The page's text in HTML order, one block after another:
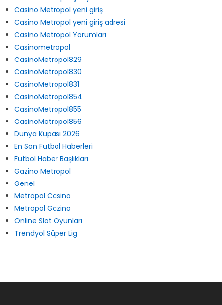
Casino Metropol Şikayet
Casino Metropol yeni giriş
Casino Metropol yeni giriş adresi
Casino Metropol Yorumları
Casinometropol
CasinoMetropol829
CasinoMetropol830
CasinoMetropol831
CasinoMetropol854
CasinoMetropol855
CasinoMetropol856
Dünya Kupası 2026
En Son Futbol Haberleri
Futbol Haber Başlıkları
Gazino Metropol
Genel
Metropol Casino
Metropol Gazino
Online Slot Oyunları